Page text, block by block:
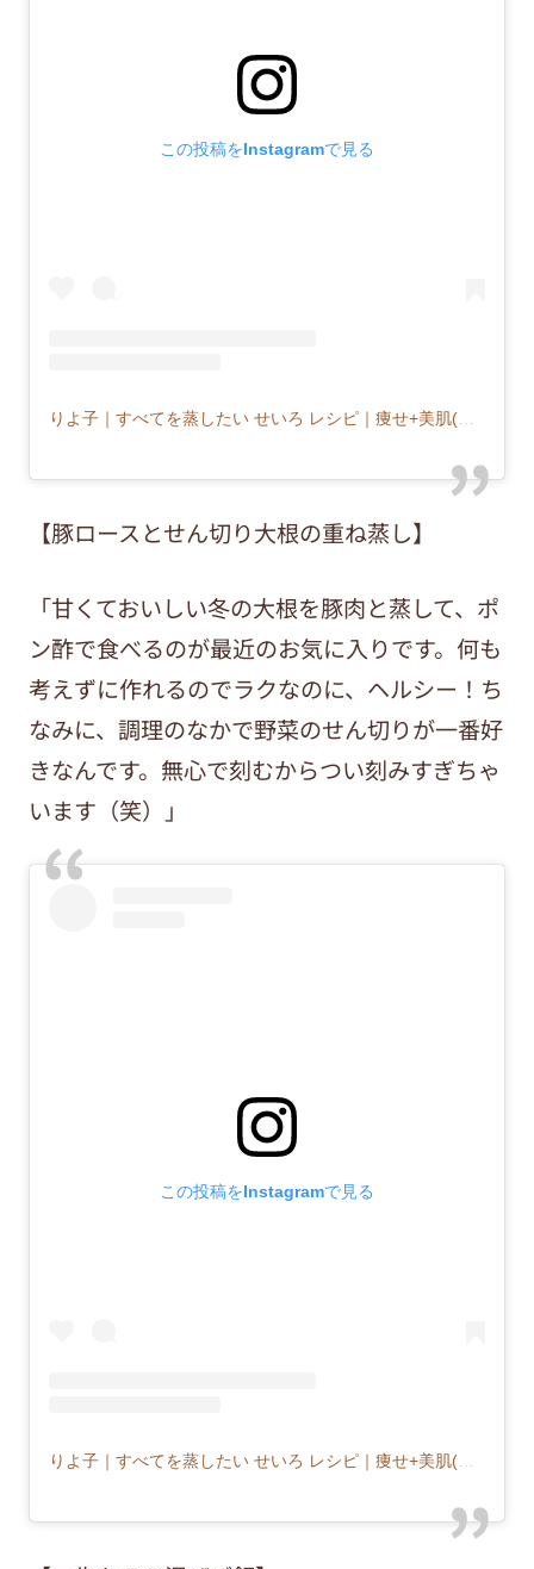
この投稿をInstagramで見る
りよ子｜すべてを蒸したい せいろ レシピ｜痩せ+美肌(@musu_riyoco)がシェアした投稿
【豚ロースとせん切り大根の重ね蒸し】
「甘くておいしい冬の大根を豚肉と蒸して、ポ
ン酢で食べるのが最近のお気に入りです。何も
考えずに作れるのでラクなのに、ヘルシー！ち
なみに、調理のなかで野菜のせん切りが一番好
きなんです。無心で刻むからつい刻みすぎちゃ
います（笑）」
この投稿をInstagramで見る
りよ子｜すべてを蒸したい せいろ レシピ｜痩せ+美肌(@musu_riyoco)がシェアした投稿